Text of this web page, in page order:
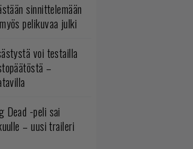
sinnittelemään
pelikuvaa julki
voi testailla
–
Dead -peli sai
– uusi traileri